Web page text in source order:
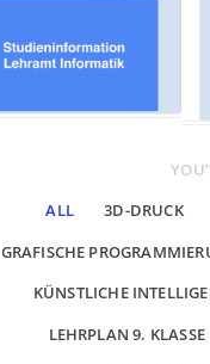
ALL 3D-DRUCK
GRAFISCHE
KÜNSTLICHE
LEHRPLAN 9. KLASSE